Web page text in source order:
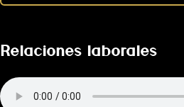
Relaciones laborales